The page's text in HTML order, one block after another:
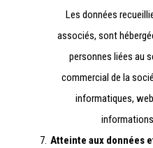
Les données
associés, sont
personnes liées au
commercial de la
informatiques,
Atteinte aux données